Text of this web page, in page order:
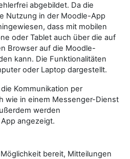
abgebildet. Da die
Nutzung in der Moodle-App
dass mit mobilen
oder Tablet auch über die auf
Browser auf die Moodle-
kann. Die Funktionalitäten
oder Laptop dargestellt.
Kommunikation per
wie in einem Messenger-Dienst
werden
angezeigt.
bereit, Mitteilungen